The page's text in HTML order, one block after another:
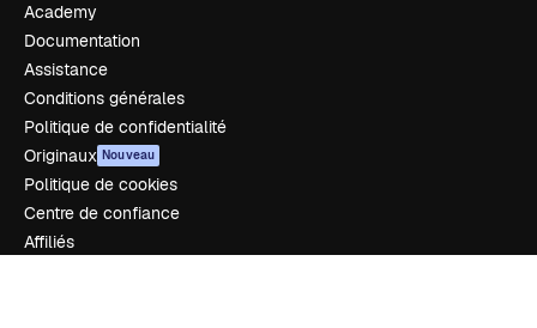
Academy
Documentation
Assistance
Conditions générales
Politique de confidentialité
Originaux Nouveau
Politique de cookies
Centre de confiance
Affiliés